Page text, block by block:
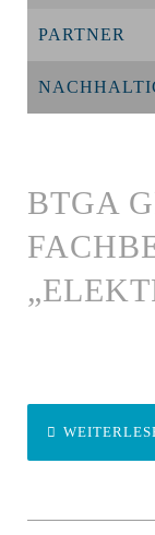
PARTNER
BTGA